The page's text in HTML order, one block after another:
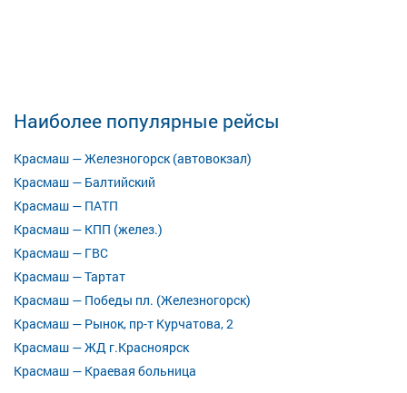
Наиболее популярные рейсы
Красмаш — Железногорск (автовокзал)
Красмаш — Балтийский
Красмаш — ПАТП
Красмаш — КПП (желез.)
Красмаш — ГВС
Красмаш — Тартат
Красмаш — Победы пл. (Железногорск)
Красмаш — Рынок, пр-т Курчатова, 2
Красмаш — ЖД г.Красноярск
Красмаш — Краевая больница